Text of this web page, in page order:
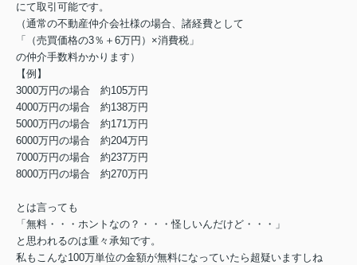
にて取引可能です。
（通常の不動産仲介会社様の場合、諸経費として
「（売買価格の3％＋6万円）×消費税」
の仲介手数料かかります）
【例】
3000万円の場合 約105万円
4000万円の場合 約138万円
5000万円の場合 約171万円
6000万円の場合 約204万円
7000万円の場合 約237万円
8000万円の場合 約270万円
とは言っても
「無料・・・ホントなの？・・・怪しいんだけど・・・」
と思われるのは重々承知です。
私もこんな100万単位の金額が無料になっていたら超疑いますしね